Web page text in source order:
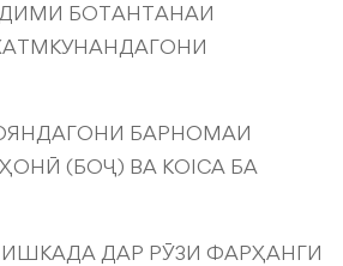
БОТАНТАНАИ
БАРНОМАИ
(БОҶ) ВА KOICA БА
ДАР РӮЗИ ФАРҲАНГИ